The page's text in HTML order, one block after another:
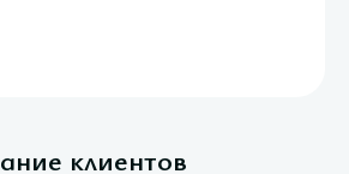
клиентов